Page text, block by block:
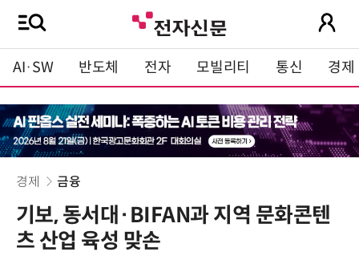
AI·SW 반도체 전자 모빌리티 통신 경제
경제 금융
기보, 동서대·BIFAN과 지역 문화콘텐
츠 산업 육성 맞손